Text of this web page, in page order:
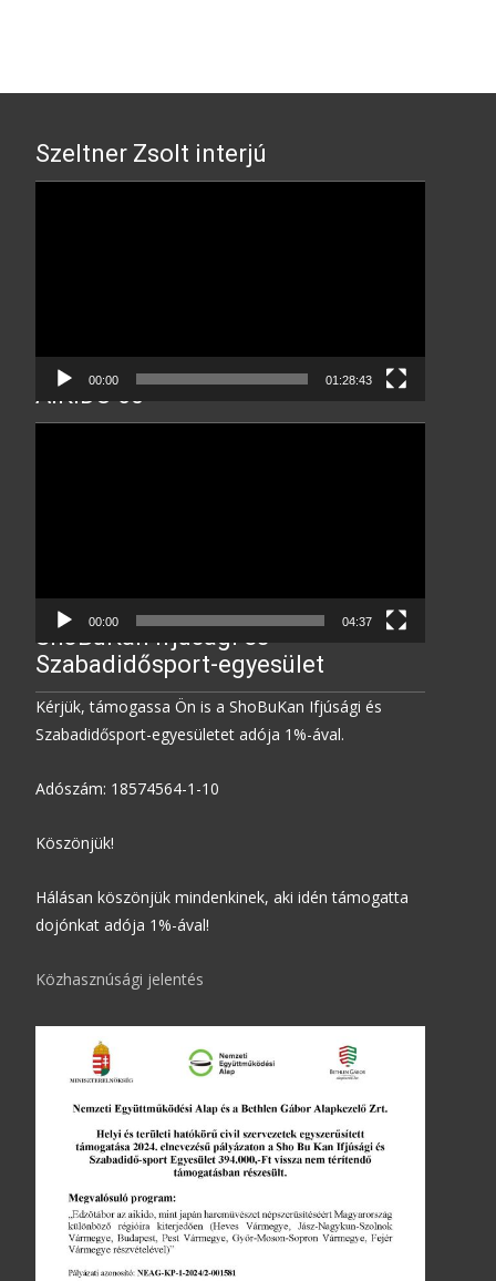
Szeltner Zsolt interjú
00:00 01:28:43
AIKIDO 60
00:00 04:37
ShoBuKan Ifjúsági és
Szabadidősport-egyesület
Kérjük, támogassa Ön is a ShoBuKan Ifjúsági és
Szabadidősport-egyesületet adója 1%-ával.
Adószám: 18574564-1-10
Köszönjük!
Hálásan köszönjük mindenkinek, aki idén támogatta
dojónkat adója 1%-ával!
Közhasznúsági jelentés